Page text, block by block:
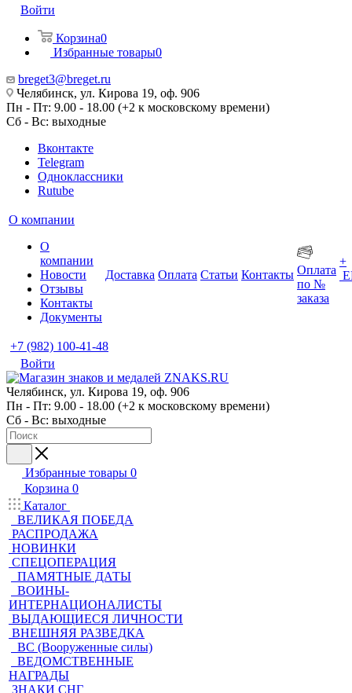
Войти
Корзина0
Избранные товары0
breget3@breget.ru
Челябинск, ул. Кирова 19, оф. 906
Пн - Пт: 9.00 - 18.00 (+2 к московскому времени)
Сб - Вс: выходные
Вконтакте
Telegram
Одноклассники
Rutube
О компании
О
компании
Новости
Отзывы
Контакты
Документы
Доставка Оплата Статьи Контакты Оплата
по №
заказа
+
+7 (982) 100-41-48
Войти
Челябинск, ул. Кирова 19, оф. 906
Пн - Пт: 9.00 - 18.00 (+2 к московскому времени)
Сб - Вс: выходные
Избранные товары 0
Корзина 0
Каталог
ВЕЛИКАЯ ПОБЕДА
РАСПРОДАЖА
НОВИНКИ
СПЕЦОПЕРАЦИЯ
ПАМЯТНЫЕ ДАТЫ
ВОИНЫ-
ИНТЕРНАЦИОНАЛИСТЫ
ВЫДАЮЩИЕСЯ ЛИЧНОСТИ
ВНЕШНЯЯ РАЗВЕДКА
ВС (Вооруженные силы)
ВЕДОМСТВЕННЫЕ
НАГРАДЫ
ЗНАКИ СНГ